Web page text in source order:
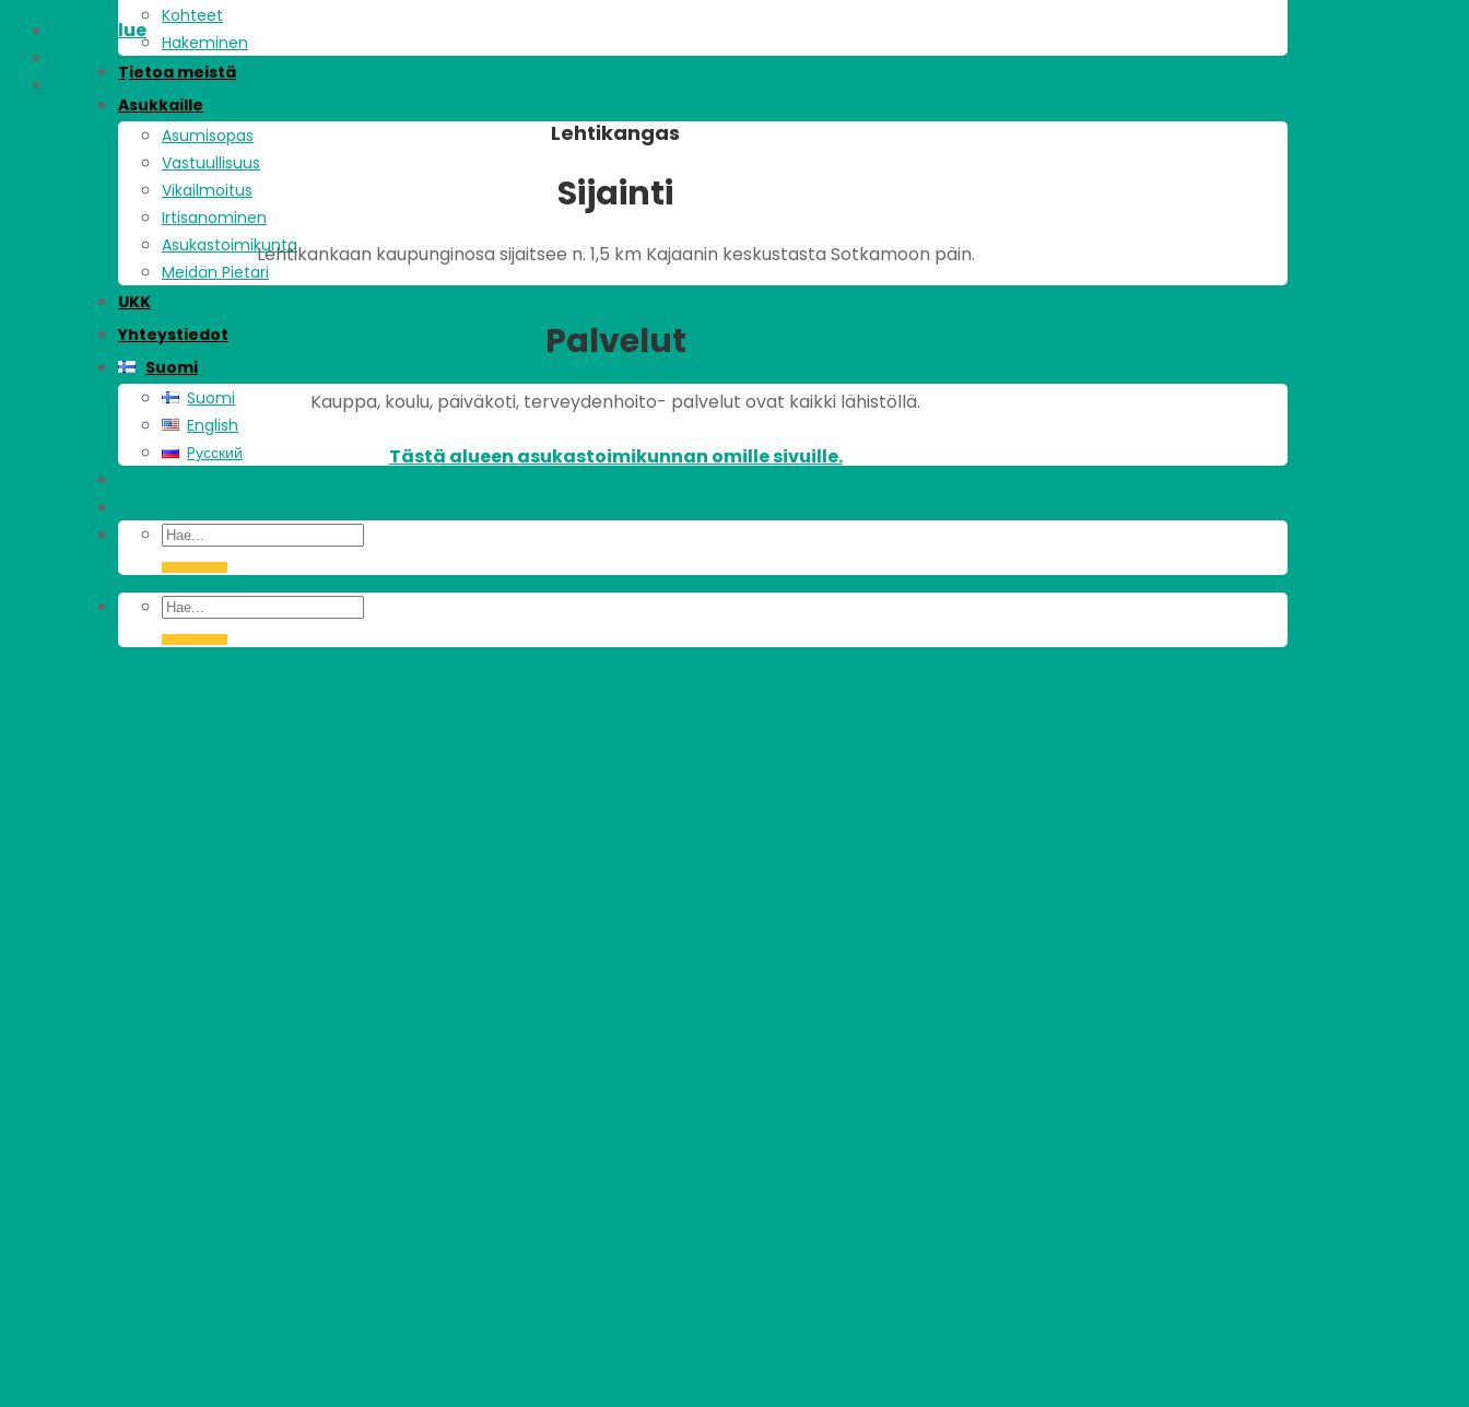
Kohteet
Hakeminen
Tietoa meistä
Asukkaille
Asumisopas
Vastuullisuus
Vikailmoitus
Irtisanominen
Asukastoimikunta
Meidän Pietari
UKK
Yhteystiedot
Suomi
Suomi
English
Pусский
Asuinalue
Asunnot
Lehtikangas
Sijainti
Lehtikankaan kaupunginosa sijaitsee n. 1,5 km Kajaanin keskustasta Sotkamoon päin.
Palvelut
Kauppa, koulu, päiväkoti, terveydenhoito- palvelut ovat kaikki lähistöllä.
Tästä alueen asukastoimikunnan omille sivuille.